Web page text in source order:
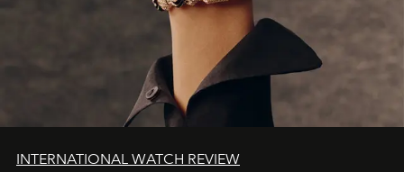
INTERNATIONAL WATCH REVIEW